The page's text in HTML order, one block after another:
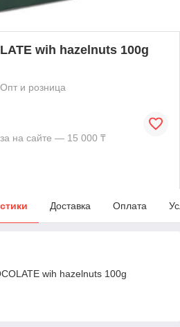
wih hazelnuts 100g
Опт и розница
на сайте — 15 000 ₸
Доставка Оплата
wih hazelnuts 100g